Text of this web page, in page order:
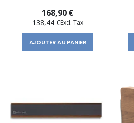
168,90 €
138,44 €
AJOUTER AU PANIER